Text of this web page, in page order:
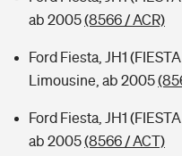
ab 2005(8566 / ACR)
Ford Fiesta, JH1
Limousine, ab 2005
Ford Fiesta, JH1
ab 2005(8566 / ACT)